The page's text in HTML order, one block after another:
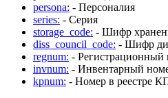
persona: - Персоналия
series: - Серия
storage_code: - Шифр
diss_council_code: - Шифр
regnum: - Регистрационный
invnum: - Инвентарный
kpnum: - Номер в реестре